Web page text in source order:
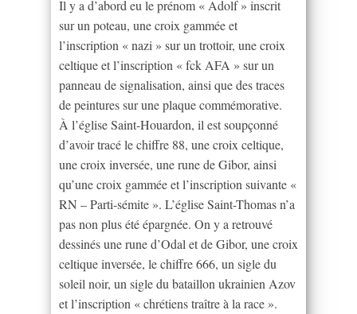
Il y a d’abord eu le prénom « Adolf » inscrit
sur un poteau, une croix gammée et
l’inscription « nazi » sur un trottoir, une croix
celtique et l’inscription « fck AFA » sur un
panneau de signalisation, ainsi que des traces
de peintures sur une plaque commémorative.
À l’église Saint-Houardon, il est soupçonné
d’avoir tracé le chiffre 88, une croix celtique,
une croix inversée, une rune de Gibor, ainsi
qu’une croix gammée et l’inscription suivante «
RN – Parti-sémite ». L’église Saint-Thomas n’a
pas non plus été épargnée. On y a retrouvé
dessinés une rune d’Odal et de Gibor, une croix
celtique inversée, le chiffre 666, un sigle du
soleil noir, un sigle du bataillon ukrainien Azov
et l’inscription « chrétiens traître à la race ».